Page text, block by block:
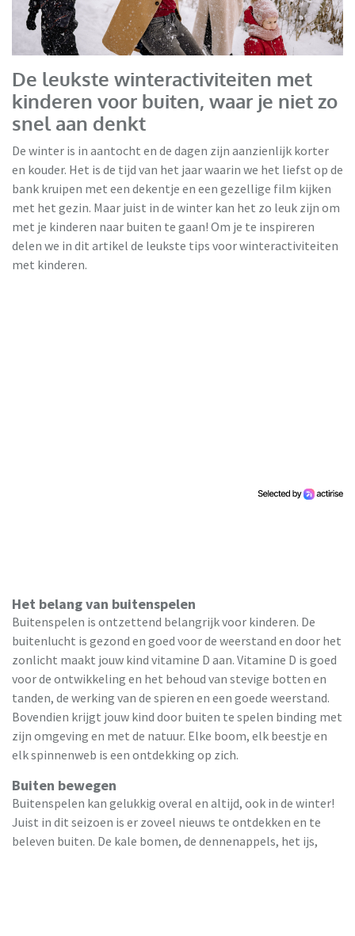
De leukste winteractiviteiten met
kinderen voor buiten, waar je niet zo
snel aan denkt
De winter is in aantocht en de dagen zijn aanzienlijk korter
en kouder. Het is de tijd van het jaar waarin we het liefst op de
bank kruipen met een dekentje en een gezellige film kijken
met het gezin. Maar juist in de winter kan het zo leuk zijn om
met je kinderen naar buiten te gaan! Om je te inspireren
delen we in dit artikel de leukste tips voor winteractiviteiten
met kinderen.
Het belang van buitenspelen
Buitenspelen is ontzettend belangrijk voor kinderen. De
buitenlucht is gezond en goed voor de weerstand en door het
zonlicht maakt jouw kind vitamine D aan. Vitamine D is goed
voor de ontwikkeling en het behoud van stevige botten en
tanden, de werking van de spieren en een goede weerstand.
Bovendien krijgt jouw kind door buiten te spelen binding met
zijn omgeving en met de natuur. Elke boom, elk beestje en
elk spinnenweb is een ontdekking op zich.
Buiten bewegen
Buitenspelen kan gelukkig overal en altijd, ook in de winter!
Juist in dit seizoen is er zoveel nieuws te ontdekken en te
beleven buiten. De kale bomen, de dennenappels, het ijs,